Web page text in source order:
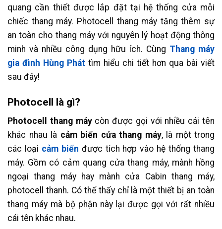
quang cần thiết được lắp đặt tại hệ thống cửa mỗi
chiếc thang máy. Photocell thang máy tăng thêm sự
an toàn cho thang máy với nguyên lý hoạt động thông
minh và nhiều công dụng hữu ích. Cùng Thang máy
gia đình Hùng Phát tìm hiểu chi tiết hơn qua bài viết
sau đây!
Photocell là gì?
Photocell thang máycòn được gọi với nhiều cái tên
khác nhau là cảm biến cửa thang máy, là một trong
các loại cảm biến được tích hợp vào hệ thống thang
máy. Gồm có cảm quang cửa thang máy, mành hồng
ngoại thang máy hay mành cửa Cabin thang máy,
photocell thanh. Có thể thấy chỉ là một thiết bị an toàn
thang máy mà bộ phận này lại được gọi với rất nhiều
cái tên khác nhau.